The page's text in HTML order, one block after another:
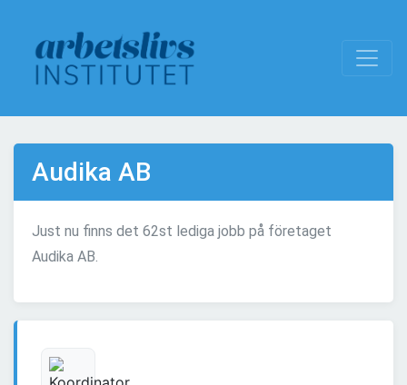
Audika AB
Just nu finns det 62st lediga jobb på företaget
Audika AB.